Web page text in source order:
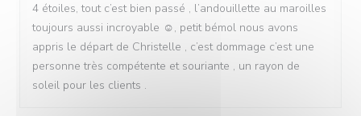
4 étoiles, tout c’est bien passé , l’andouillette au maroilles
toujours aussi incroyable ☺️, petit bémol nous avons
appris le départ de Christelle , c’est dommage c’est une
personne très compétente et souriante , un rayon de
soleil pour les clients .